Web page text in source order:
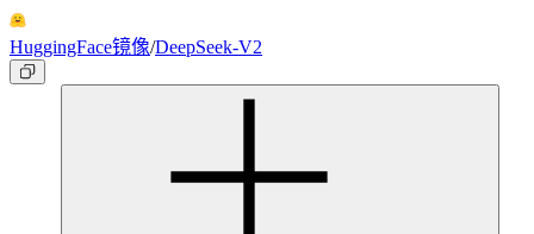
HuggingFace镜像/DeepSeek-V2